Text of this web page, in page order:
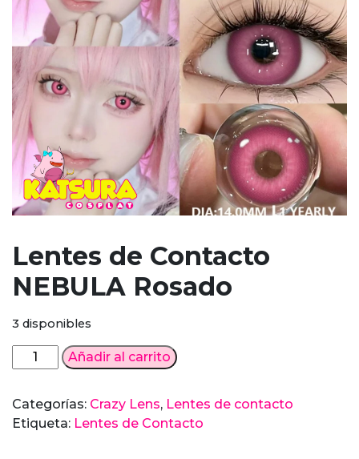
Lentes de Contacto
NEBULA Rosado
3 disponibles
Lentes
de
NEBULA
Rosado
Añadir al carrito
Categorías: Crazy Lens, Lentes de contacto
Etiqueta: Lentes de Contacto